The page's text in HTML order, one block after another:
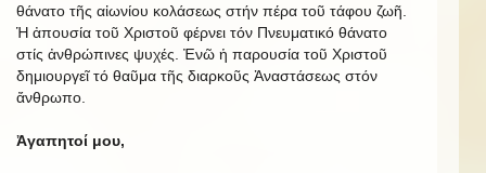
θάνατο τῆς αἰωνίου κολάσεως στήν πέρα τοῦ τάφου ζωῆ.
Ἡ ἀπουσία τοῦ Χριστοῦ φέρνει τόν Πνευματικό θάνατο
στίς ἀνθρώπινες ψυχές. Ἐνῶ ἡ παρουσία τοῦ Χριστοῦ
δημιουργεῖ τό θαῦμα τῆς διαρκοῦς Ἀναστάσεως στόν
ἄνθρωπο.
Ἀγαπητοί μου,